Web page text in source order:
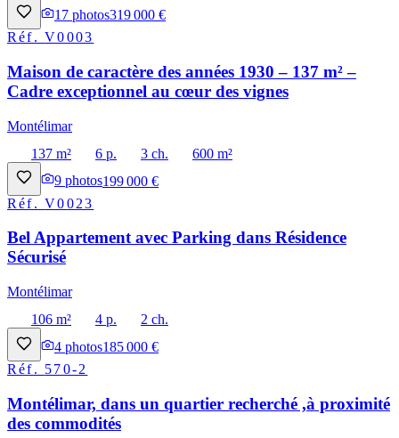
17 photos319 000 €
Réf.V0003
Maison de caractère des années 1930 – 137 m² –
Cadre exceptionnel au cœur des vignes
Montélimar
137 m²
6 p. 3 ch.
600 m²
9 photos199 000 €
Réf.V0023
Bel Appartement avec Parking dans Résidence
Sécurisé
Montélimar
106 m²
4 p.
2 ch.
4 photos185 000 €
Réf. 570-2
Montélimar, dans un quartier recherché ,à proximité
des commodités